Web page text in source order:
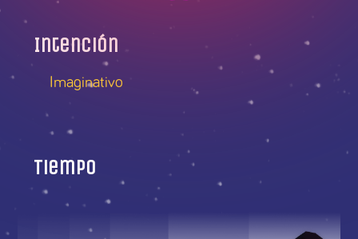
Intención
Imaginativo
Tiempo